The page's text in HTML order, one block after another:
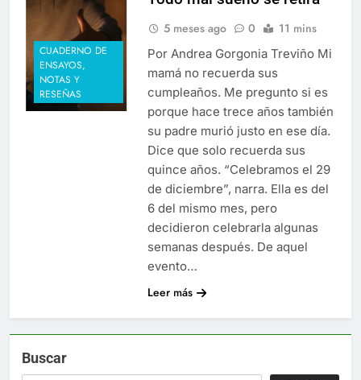
CUADERNO DE
ENSAYOS,
NOTAS Y
RESEÑAS
5 meses ago 0 11 mins
Por Andrea Gorgonia Treviño Mi
mamá no recuerda sus
cumpleaños. Me pregunto si es
porque hace trece años también
su padre murió justo en ese día.
Dice que solo recuerda sus
quince años. “Celebramos el 29
de diciembre”, narra. Ella es del
6 del mismo mes, pero
decidieron celebrarla algunas
semanas después. De aquel
evento…
Leer más
Buscar